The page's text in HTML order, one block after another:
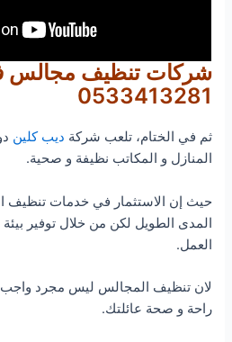
شركات تنظيف مجالس
0533413281
ثم في الختام، تلعب شركة ديب كلين
المنازل و المكاتب نظيفة و صحية.
حيث إن الاستثمار في خدمات تنظيف
المدى الطويل لكن من خلال توفير
العمل.
لان تنظيف المجالس ليس مجرد واجب
راحة و صحة عائلتك.